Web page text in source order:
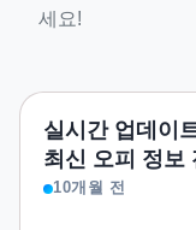
세요!
실시간 업데이
최신 오피 정보
10개월 전